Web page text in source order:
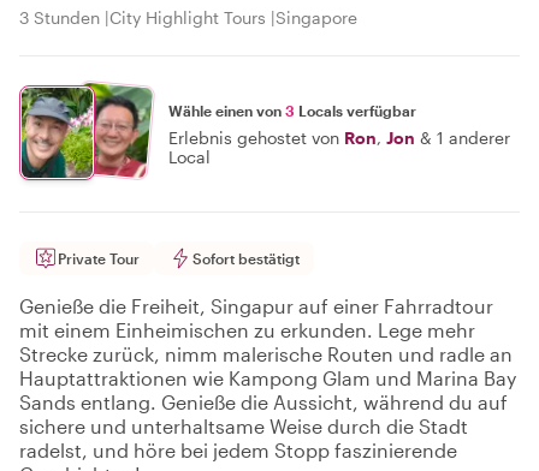
3 Stunden City Highlight Tours Singapore
Wähle einen von 3 Locals verfügbar
Erlebnis gehostet von Ron, Jon & 1 anderer
Local
Private Tour Sofort bestätigt
Genieße die Freiheit, Singapur auf einer Fahrradtour
mit einem Einheimischen zu erkunden. Lege mehr
Strecke zurück, nimm malerische Routen und radle an
Hauptattraktionen wie Kampong Glam und Marina Bay
Sands entlang. Genieße die Aussicht, während du auf
sichere und unterhaltsame Weise durch die Stadt
radelst, und höre bei jedem Stopp faszinierende